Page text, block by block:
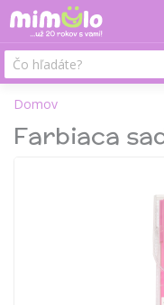
Domov
Farbiaca